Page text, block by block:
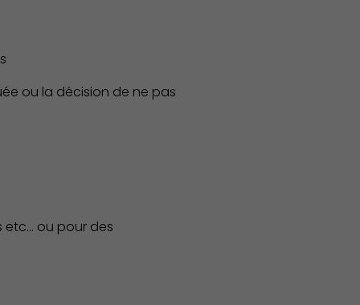
ou la décision de ne pas
ou pour des